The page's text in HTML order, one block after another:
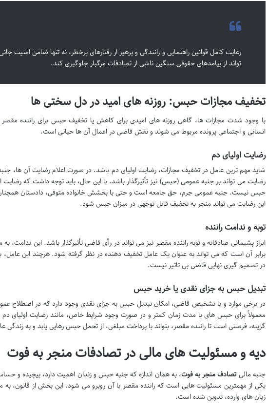
رعایت کامل قوانین راهنمایی و رانندگی و پرهیز از رفتارهای پرخطر، نه تنها ضامن امنیت
تواند از پیامدهای حقوقی سنگین ناشی از تصادفات مرگبار جلوگیری کند.
تخفیف مجازات حبس: روزنه های امید در دل سختی ها
با وجود شدت مجازات ها، گاهی روزنه های امیدی برای کاهش یا تخفیف حبس برای راننده مقصر
انسانی و اجتماعی پرونده مربوط می شوند و نقش قاضی در اعمال آن ها حیاتی است.
رضایت اولیای دم
شاید مهم ترین عامل در تخفیف مجازات، رضایت اولیای دم باشد. در صورت اعلام رضایت آن ها،
رضایت می تواند بر جنبه عمومی (حبس) نیز تأثیرگذار باشد. با این حال، باید توجه داشت که
حبس نیست. جنبه عمومی جرم، حق جامعه است و حتی با بخشش خانواده متوفی، دادستان همچنان
این رضایت می تواند منجر به تخفیف قابل توجهی در میزان حبس شود.
توبه و ندامت راننده
ابراز پشیمانی صادقانه و توبه راننده مقصر نیز می تواند در رأی قاضی تأثیرگذار باشد. این
برابر آن است که می تواند به عنوان یک عامل تخفیف دهنده در نظر گرفته شود. هرچند این عامل، به
در تصمیم گیری نهایی قاضی بی تاثیر نیست.
تبدیل حبس به جزای نقدی یا خرید حبس
در برخی موارد و با تشخیص قاضی، امکان تبدیل حبس به جزای نقدی وجود دارد که در اصطلاح
معمولاً برای حبس های با مدت زمان کمتر و در صورت وجود شرایط خاص، مانند رضایت اولیای
گزینه، فرصتی است تا راننده مقصر، بتواند با پرداخت مبلغی، از تحمل حبس رهایی یابد و به زندگی
دیه و مسئولیت های مالی در تصادفات منجر به فوت
جنبه مالیتصادف منجر به فوت، به همان اندازه که جنبه حبس و زندان اهمیت دارد، پیچیده و
یکی از مهمترین مسئولیت هایی است که راننده مقصر با آن روبرو می شود. این بخش از قانون، به
زیان های وارده، تدوین شده است.